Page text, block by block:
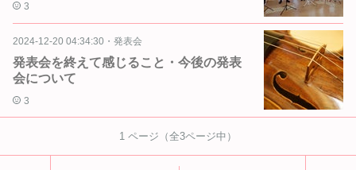
3
2024-12-20 04:34:30 ・ 発表会
発表会を終えて感じること・今後の発表
会について
3
1 ページ（全3ページ中）